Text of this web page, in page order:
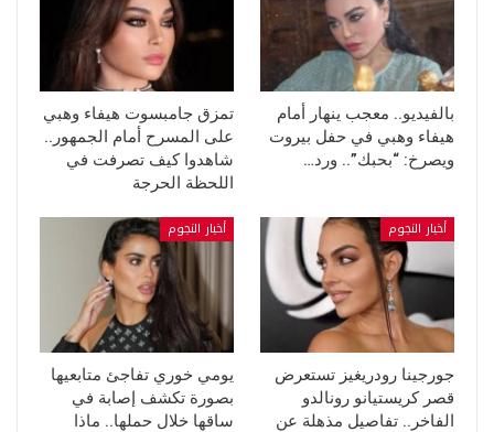
بالفيديو.. معجب ينهار أمام
هيفاء وهبي في حفل بيروت
ويصرخ: “بحبك”.. ورد…
تمزق جامبسوت هيفاء وهبي
على المسرح أمام الجمهور..
شاهدوا كيف تصرفت في
اللحظة الحرجة
أخبار النجوم
جورجينا رودريغيز تستعرض
قصر كريستيانو رونالدو
الفاخر.. تفاصيل مذهلة عن
أخبار النجوم
يومي خوري تفاجئ متابعيها
بصورة تكشف إصابة في
ساقها خلال حملها.. ماذا